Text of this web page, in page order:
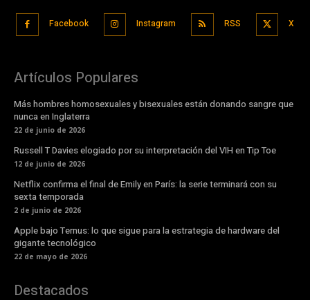
Facebook Instagram RSS X
Artículos Populares
Más hombres homosexuales y bisexuales están donando sangre que
nunca en Inglaterra
22 de junio de 2026
Russell T Davies elogiado por su interpretación del VIH en Tip Toe
12 de junio de 2026
Netflix confirma el final de Emily en París: la serie terminará con su
sexta temporada
2 de junio de 2026
Apple bajo Ternus: lo que sigue para la estrategia de hardware del
gigante tecnológico
22 de mayo de 2026
Destacados